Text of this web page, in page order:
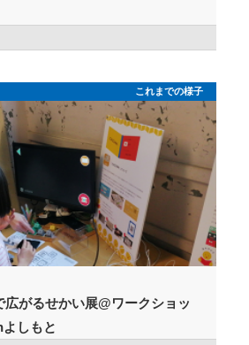
これまでの様子
がるせかい展@ワークショッ
しもと